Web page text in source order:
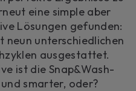
eine simple aber
Lösungen gefunden:
neun unterschiedlichen
ausgestattet.
ist die Snap&Wash-
smarter, oder?